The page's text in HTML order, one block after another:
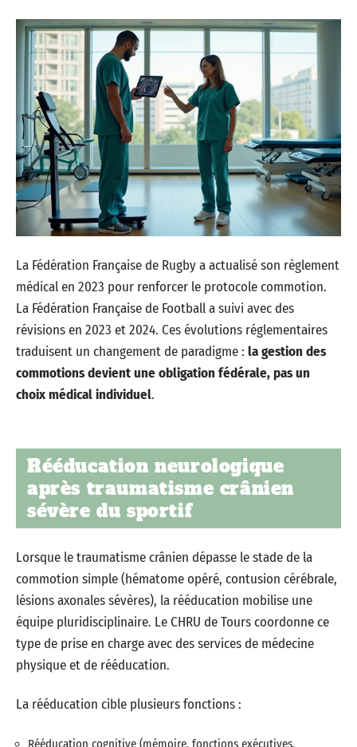
La Fédération Française de Rugby a actualisé son règlement
médical en 2023 pour renforcer le protocole commotion.
La Fédération Française de Football a suivi avec des
révisions en 2023 et 2024. Ces évolutions réglementaires
traduisent un changement de paradigme : la gestion des
commotions devient une obligation fédérale, pas un
choix médical individuel.
Rééducation neurologique
après traumatisme crânien
sévère du sportif
Lorsque le traumatisme crânien dépasse le stade de la
commotion simple (hématome opéré, contusion cérébrale,
lésions axonales sévères), la rééducation mobilise une
équipe pluridisciplinaire. Le CHRU de Tours coordonne ce
type de prise en charge avec des services de médecine
physique et de rééducation.
La rééducation cible plusieurs fonctions :
Rééducation cognitive (mémoire, fonctions exécutives,